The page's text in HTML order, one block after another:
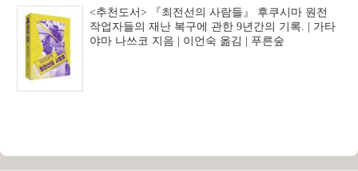
<추천도서> 『최전선의 사람들』 후쿠시마 원전
작업자들의 재난 복구에 관한 9년간의 기록. | 가타
야마 나쓰코 지음 | 이언숙 옮김 | 푸른숲